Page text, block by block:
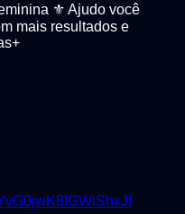
⚜️ Ajudo você
mais resultados e